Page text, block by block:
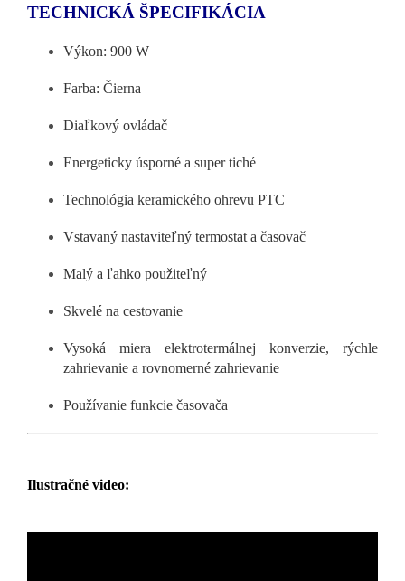
TECHNICKÁ ŠPECIFIKÁCIA
Výkon: 900 W
Farba: Čierna
Diaľkový ovládač
Energeticky úsporné a super tiché
Technológia keramického ohrevu PTC
Vstavaný nastaviteľný termostat a časovač
Malý a ľahko použiteľný
Skvelé na cestovanie
Vysoká miera elektrotermálnej konverzie, rýchle
zahrievanie a rovnomerné zahrievanie
Používanie funkcie časovača
Ilustračné video: